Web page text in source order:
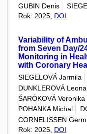
GUBIN Denis
Rok: 2025, DOI
Variability of
from Seven Day/
Monitoring in
with Coronary
SIEGELOVÁ Jarmila
DUNKLEROVÁ Leona
ŠARÓKOVÁ Veronika
POHANKA Michal
CORNELISSEN
Rok: 2025, DOI